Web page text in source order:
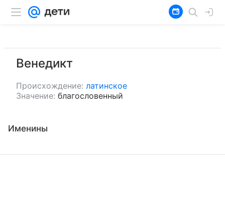
Венедикт
Происхождение: латинское
Значение: благословенный
Именины